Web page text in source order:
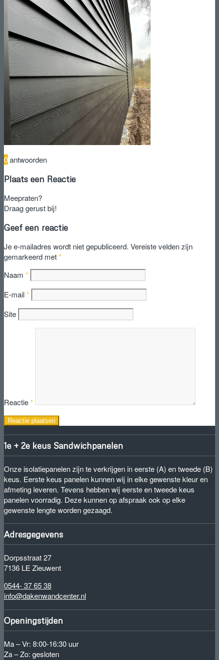
0antwoorden
Plaats een Reactie
Meepraten?
Draag gerust bij!
Geef een reactie
Je e-mailadres wordt niet gepubliceerd. Vereiste velden zijn
gemarkeerd met*
Naam *
E-mail*
Site
Reactie*
1e + 2e keus Sandwichpanelen
Onze isolatiepanelen zijn te verkrijgen in eerste (A) en tweede (B)
keus. Eerste keus panelen kunnen wij in elke gewenste kleur en
afmeting leveren. Tevens hebben wij eerste en tweede keus
panelen voorradig. Deze kunnen op afspraak ook op elke
gewenste lengte worden gezaagd.
Adresgegevens
Dorpsstraat 27
7136 LE Zieuwent
0544- 37 65 38
info@dakenwandcenter.nl
Openingstijden
Ma – Vr: 8:00-16:30 uur
Za – Zo: gesloten